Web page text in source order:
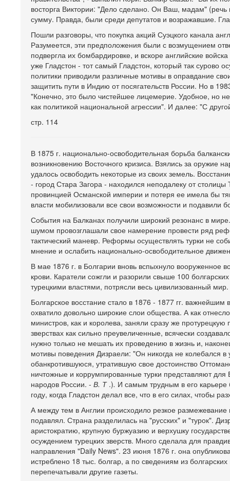
восторга Виктории: "Дело сделано. Он Ваш, мадам"
сумму. Правда, были среди депутатов и возражавшие.
Пошли разговоры, что покупка акций Суэцкого канала
Разумеется, эти предположения были с возмущением
подвергла их бомбардировке, и вскоре английские
уже Гладстон - тот самый Гладстон, который так сурово
политики приводили различные мотивы в оправдание
защитить пути в Индию от посягательств России. Но в
"Конечно, это было чистейшее лицемерие. Удобное, но
как политикой национальной агрессии". И далее: "С
стр. 114
В 1875 г. национально-освободительная борьба
возникновению Восточного кризиса. Взялись за оружие
удалось освободить некоторые из своих земель.
- город Стара Загора - находился неподалеку от
провинцией Османской империи и потеря ее имела бы
власти мобилизовали все свои возможности и подавили
События на Балканах получили широкий резонанс в
шумом провозглашали свое намерение провести ряд
тактический маневр. Реформы осуществлять турки не
мнение и ослабить национально-освободительное
В мае 1876 г. в Болгарии вновь вспыхнуло вооруженное
крови. Каратели сожгли и разорили свыше 100
турецкими властями, потрясли весь цивилизованный мир.
Болгарское восстание стало в 1876 - 1877 гг.
охватило довольно широкие слои общества. А как
министров, как и королева, заняли сразу же
зверствах как сильно преувеличенные, всячески
нужно только не мешать их проведению в жизнь и,
мотивы поведения Дизраели: "Он никогда не колебался
обанкротившуюся, утратившую свое достоинство
ничтожные и коррумпированные турки представляют
народов России. - В. Т.). И самым трудным в его карьере
году, когда Гладстон делал все, что в его силах, чтобы
А между тем в Англии происходило резкое размежевание
подавлял. Страна разделилась на "русских" и "турок".
аристократию, крупную буржуазию и верхушку
осуждением турецких зверств. Много сделала для
направления "Daily News". 23 июня 1876 г. она
истреблено 18 тыс. болгар, а по сведениям из
перепечатывали другие газеты.